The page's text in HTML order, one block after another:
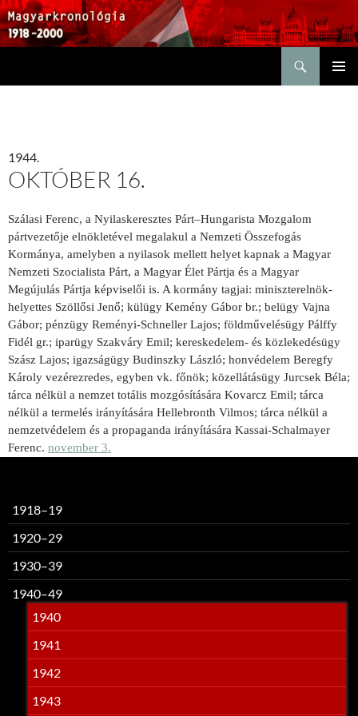
1944.
OKTÓBER 16.
Szálasi Ferenc, a Nyilaskeresztes Párt–Hungarista Mozgalom
pártvezetője elnökletével megalakul a Nemzeti Összefogás
Kormánya, amelyben a nyilasok mellett helyet kapnak a Magyar
Nemzeti Szocialista Párt, a Magyar Élet Pártja és a Magyar
Megújulás Pártja képviselői is. A kormány tagjai: miniszterelnök-
helyettes Szöllősi Jenő; külügy Kemény Gábor br.; belügy Vajna
Gábor; pénzügy Reményi-Schneller Lajos; földművelésügy Pálffy
Fidél gr.; iparügy Szakváry Emil; kereskedelem- és közlekedésügy
Szász Lajos; igazságügy Budinszky László; honvédelem Beregfy
Károly vezérezredes, egyben vk. főnök; közellátásügy Jurcsek Béla;
tárca nélkül a nemzet totális mozgósítására Kovarcz Emil; tárca
nélkül a termelés irányítására Hellebronth Vilmos; tárca nélkül a
nemzetvédelem és a propaganda irányítására Kassai-Schalmayer
Ferenc. november 3.
1918–19
1920–29
1930–39
1940–49
1940
1941
1942
1943